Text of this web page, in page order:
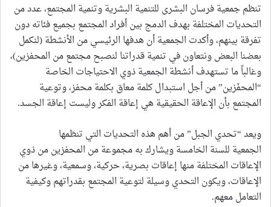
تنظم جمعية فرسان البشرى للتنمية البشرية وتنمية المجتمع، عدد من
التحديات المختلفة بهدف الدمج بين أفراد المجتمع بجميع فئاته دون
تفرقة بينهم، وأكدت الجمعية أن هدفها الرئيسي من الأنشطة (لنكمل
بعضنا البعض ونتعاون في تنمية قدراتنا لنصبح مجتمع من المحفزين)،
وغالباً ما تستهدف أنشطة الجمعية ذوي الاحتياجات الخاصة
“المحفَزين” من أجل استبدال كلمة معاق بكلمة محفز، وتوعية
المجتمع بأن الإعاقة الحقيقية هي إعاقة الفكر وليست إعاقة الجسد.
ويعد “تحدي الجبل” من أهم هذه التحديات التي تنظمها
الجمعية للسنة الخامسة ويشارك به مجموعة من المحفزين من ذوي
الإعاقات المختلفة منها إعاقات بصرية، حركية، وسمعية، وغيرها من
الإعاقات، ويكون التحدي وسيلة لتوعية المجتمع بقدراتهم وكيفية
التعامل معهم.